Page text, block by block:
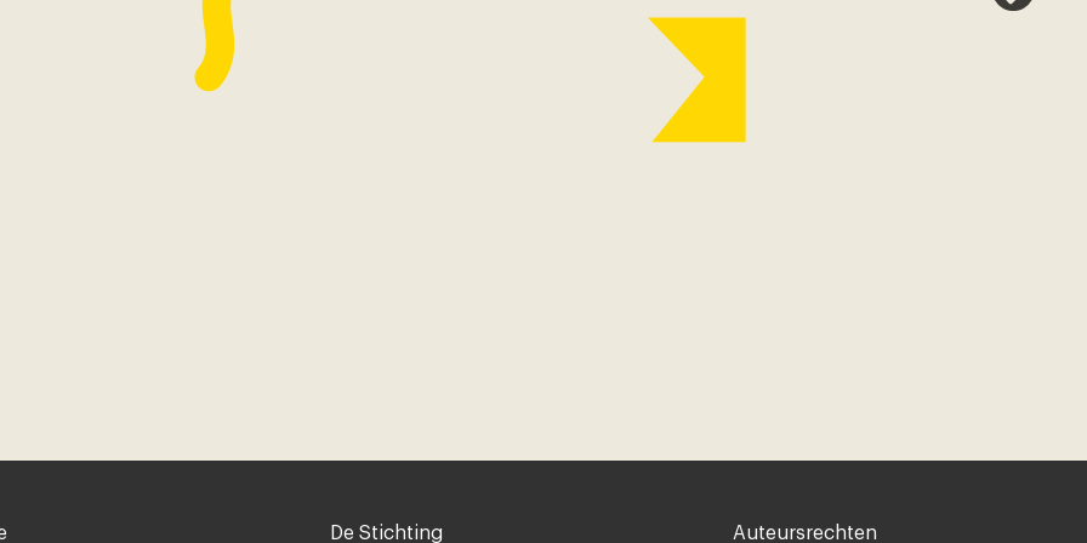
Voet
De Stichting Voet
Auteursrechten